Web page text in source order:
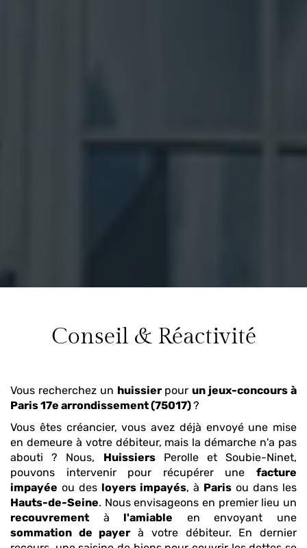
Conseil & Réactivité
Vous recherchez un huissierpourun jeux-concours à
Paris 17e arrondissement (75017)?
Vous êtes créancier, vous avez déjà envoyé une mise
en demeure à votre débiteur, mais la démarche n'a pas
abouti ? Nous, HuissiersPerolle et Soubie-Ninet,
pouvons intervenir pour récupérer une facture
impayée ou des loyers impayés, à Paris ou dans les
Hauts-de-Seine. Nous envisageons en premier lieu un
recouvrement à l'amiable en envoyant une
sommation de payer à votre débiteur. En dernier